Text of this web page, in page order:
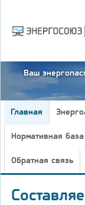
Ваш
Главная
Нормативная база
Обратная связь